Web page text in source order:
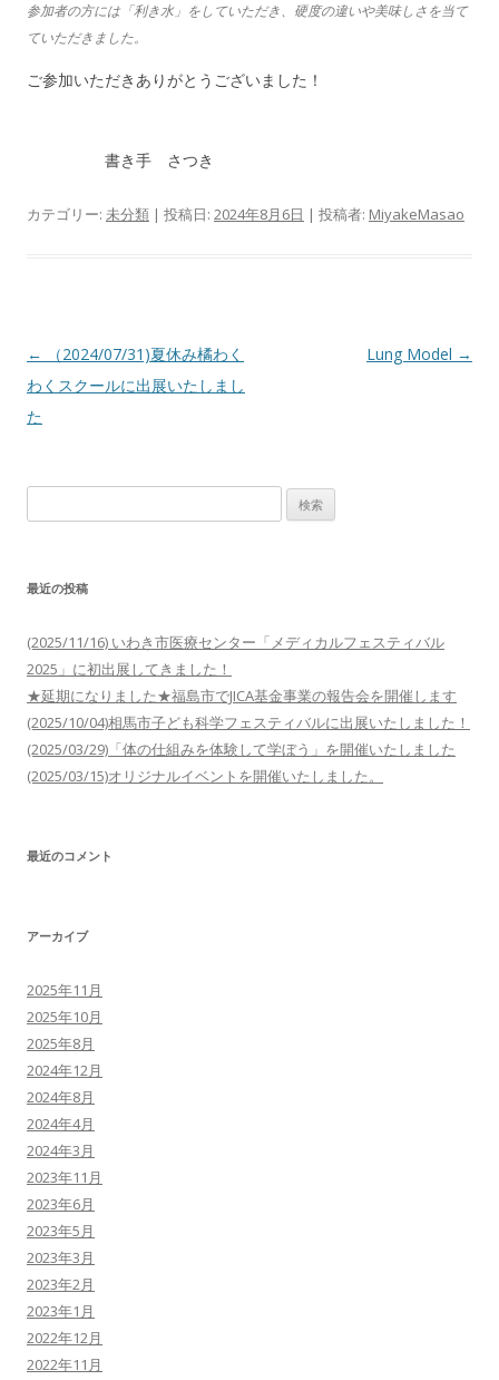
参加者の方には「利き水」をしていただき、硬度の違いや美味しさを当て
ていただきました。
ご参加いただきありがとうございました！
書き手 さつき
カテゴリー: 未分類 | 投稿日: 2024年8月6日 | 投稿者: MiyakeMasao
投
稿
ナ
←
（2024/07/31)夏休み橘わく
わくスクールに出展いたしまし
た
Lung Model →
索:
最近の投稿
(2025/11/16) いわき市医療センター「メディカルフェスティバル
2025」に初出展してきました！
★延期になりました★福島市でJICA基金事業の報告会を開催します
(2025/10/04)相馬市子ども科学フェスティバルに出展いたしました！
(2025/03/29)「体の仕組みを体験して学ぼう」を開催いたしました
(2025/03/15)オリジナルイベントを開催いたしました。
最近のコメント
アーカイブ
2025年11月
2025年10月
2025年8月
2024年12月
2024年8月
2024年4月
2024年3月
2023年11月
2023年6月
2023年5月
2023年3月
2023年2月
2023年1月
2022年12月
2022年11月